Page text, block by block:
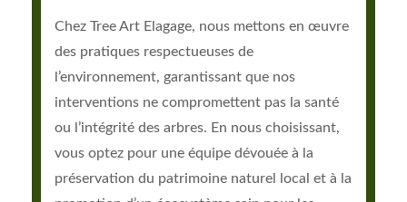
Chez Tree Art Elagage, nous mettons en œuvre
des pratiques respectueuses de
l’environnement, garantissant que nos
interventions ne compromettent pas la santé
ou l’intégrité des arbres. En nous choisissant,
vous optez pour une équipe dévouée à la
préservation du patrimoine naturel local et à la